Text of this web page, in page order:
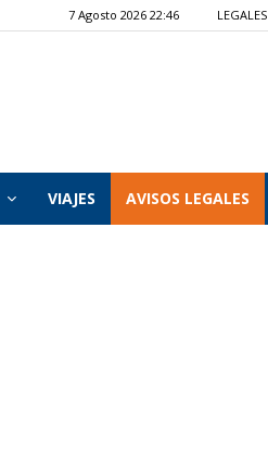
7 Agosto 2026 22:46 LEGALES
VIAJES AVISOS LEGALES